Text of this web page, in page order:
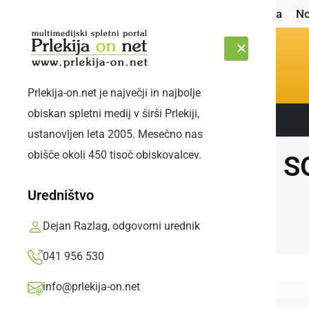
Naslovnica
NEDELJA, 9. AVGUST 2026 Sledite nam:
Prlekija-on.net je največji in najbolje
obiskan spletni medij v širši Prlekiji,
ustanovljen leta 2005. Mesečno nas
obišče okoli 450 tisoč obiskovalcev.
Uredništvo
Dejan Razlag, odgovorni urednik
041 956 530
info@prlekija-on.net
KAJ